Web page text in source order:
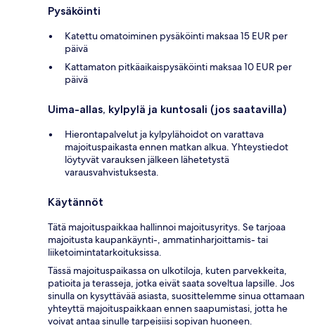
Pysäköinti
Katettu omatoiminen pysäköinti maksaa 15 EUR per
päivä
Kattamaton pitkäaikaispysäköinti maksaa 10 EUR per
päivä
Uima-allas, kylpylä ja kuntosali (jos saatavilla)
Hierontapalvelut ja kylpylähoidot on varattava
majoituspaikasta ennen matkan alkua. Yhteystiedot
löytyvät varauksen jälkeen lähetetystä
varausvahvistuksesta.
Käytännöt
Tätä majoituspaikkaa hallinnoi majoitusyritys. Se tarjoaa
majoitusta kaupankäynti-, ammatinharjoittamis- tai
liiketoimintatarkoituksissa.
Tässä majoituspaikassa on ulkotiloja, kuten parvekkeita,
patioita ja terasseja, jotka eivät saata soveltua lapsille. Jos
sinulla on kysyttävää asiasta, suosittelemme sinua ottamaan
yhteyttä majoituspaikkaan ennen saapumistasi, jotta he
voivat antaa sinulle tarpeisiisi sopivan huoneen.